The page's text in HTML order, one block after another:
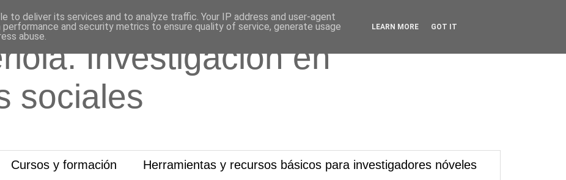
Investigación en
sociales
Cursos y formación Herramientas y recursos básicos para investigadores nóveles
to deliver its services and to analyze traffic. Your IP address and user-agent
and security metrics to ensure quality of service, generate usage
abuse.
LEARN MORE GOT IT